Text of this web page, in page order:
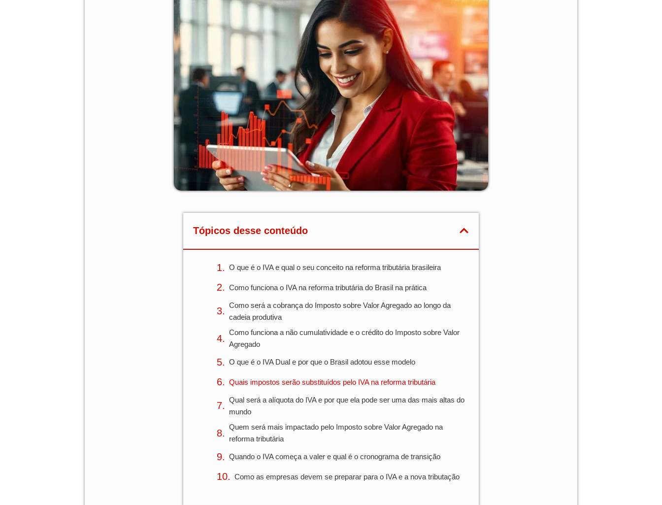
Tópicos desse conteúdo
O que é o IVA e qual o seu conceito na reforma tributária brasileira
Como funciona o IVA na reforma tributária do Brasil na prática
Como será a cobrança do Imposto sobre Valor Agregado ao longo da
cadeia produtiva
Como funciona a não cumulatividade e o crédito do Imposto sobre Valor
Agregado
O que é o IVA Dual e por que o Brasil adotou esse modelo
Quais impostos serão substituídos pelo IVA na reforma tributária
Qual será a alíquota do IVA e por que ela pode ser uma das mais altas do
mundo
Quem será mais impactado pelo Imposto sobre Valor Agregado na
reforma tributária
Quando o IVA começa a valer e qual é o cronograma de transição
Como as empresas devem se preparar para o IVA e a nova tributação